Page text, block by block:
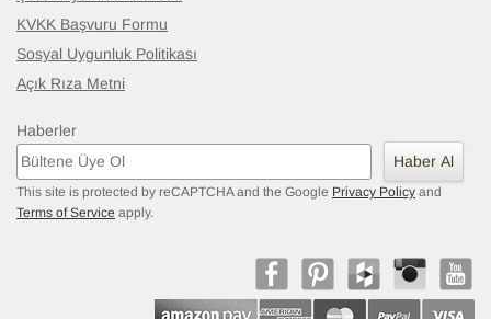
KVKK Başvuru Formu
Sosyal Uygunluk Politikası
Açık Rıza Metni
Haberler
Haber Al
This site is protected by reCAPTCHA and the Google Privacy Policy and
Terms of Service apply.